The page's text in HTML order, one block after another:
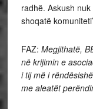
radhë. Askush
shoqatë
FAZ: Megjithatë,
në krijimin e
i tij më i
me aleatët